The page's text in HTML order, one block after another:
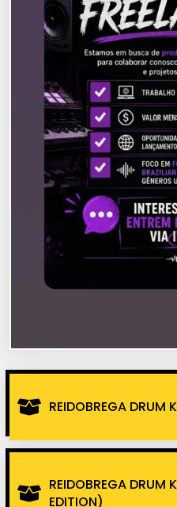
REIDOBREGA DRUM
REIDOBREGA DRUM
EDITION)